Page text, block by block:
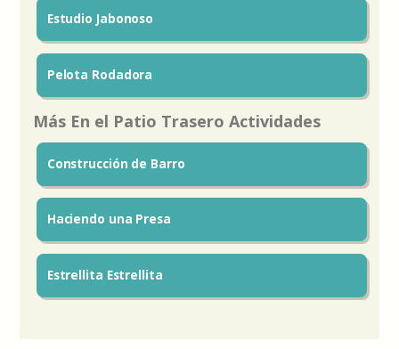
Estudio Jabonoso
Pelota Rodadora
Más En el Patio Trasero Actividades
Construcción de Barro
Haciendo una Presa
Estrellita Estrellita